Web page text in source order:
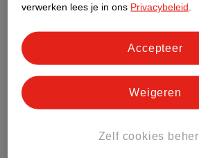
Laat je bestelling snel en
Kruidvat is een gecertificeerd
verwerken lees je in ons Privacybeleid
Zelf cookies
Weigeren
Accepteer